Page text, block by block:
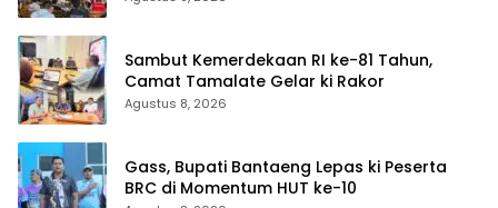
Sambut Kemerdekaan RI ke-81 Tahun,
Camat Tamalate Gelar ki Rakor
Agustus 8, 2026
Gass, Bupati Bantaeng Lepas ki Peserta
BRC di Momentum HUT ke-10